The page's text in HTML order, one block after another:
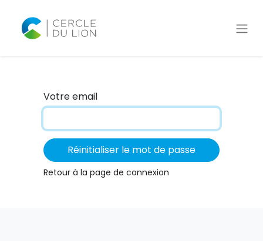
Votre email
Réinitialiser le mot de passe
Retour à la page de connexion